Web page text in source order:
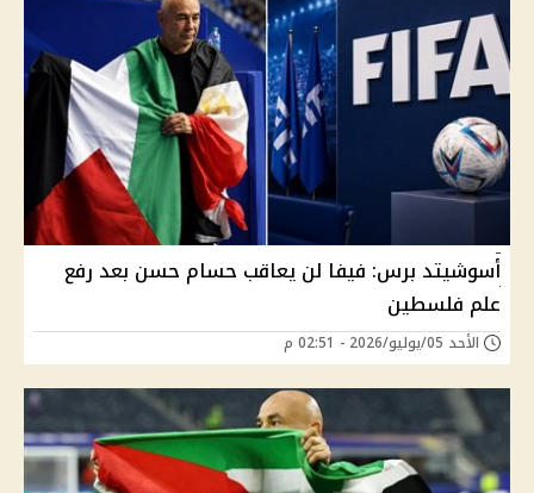
أسوشيتد برس: فيفا لن يعاقب حسام حسن بعد رفع
علم فلسطين
الأحد 05/يوليو/2026 - 02:51 م